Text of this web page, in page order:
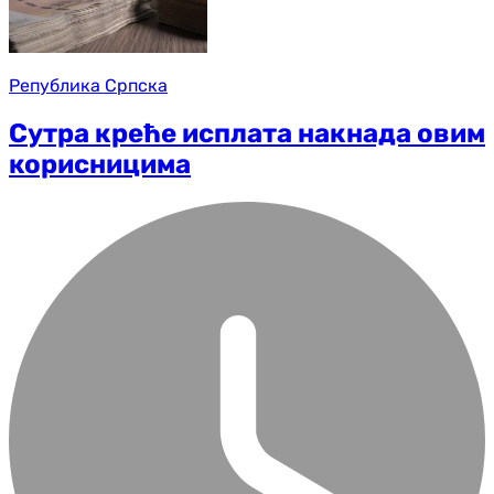
Република Српска
Сутра креће исплата накнада овим
корисницима